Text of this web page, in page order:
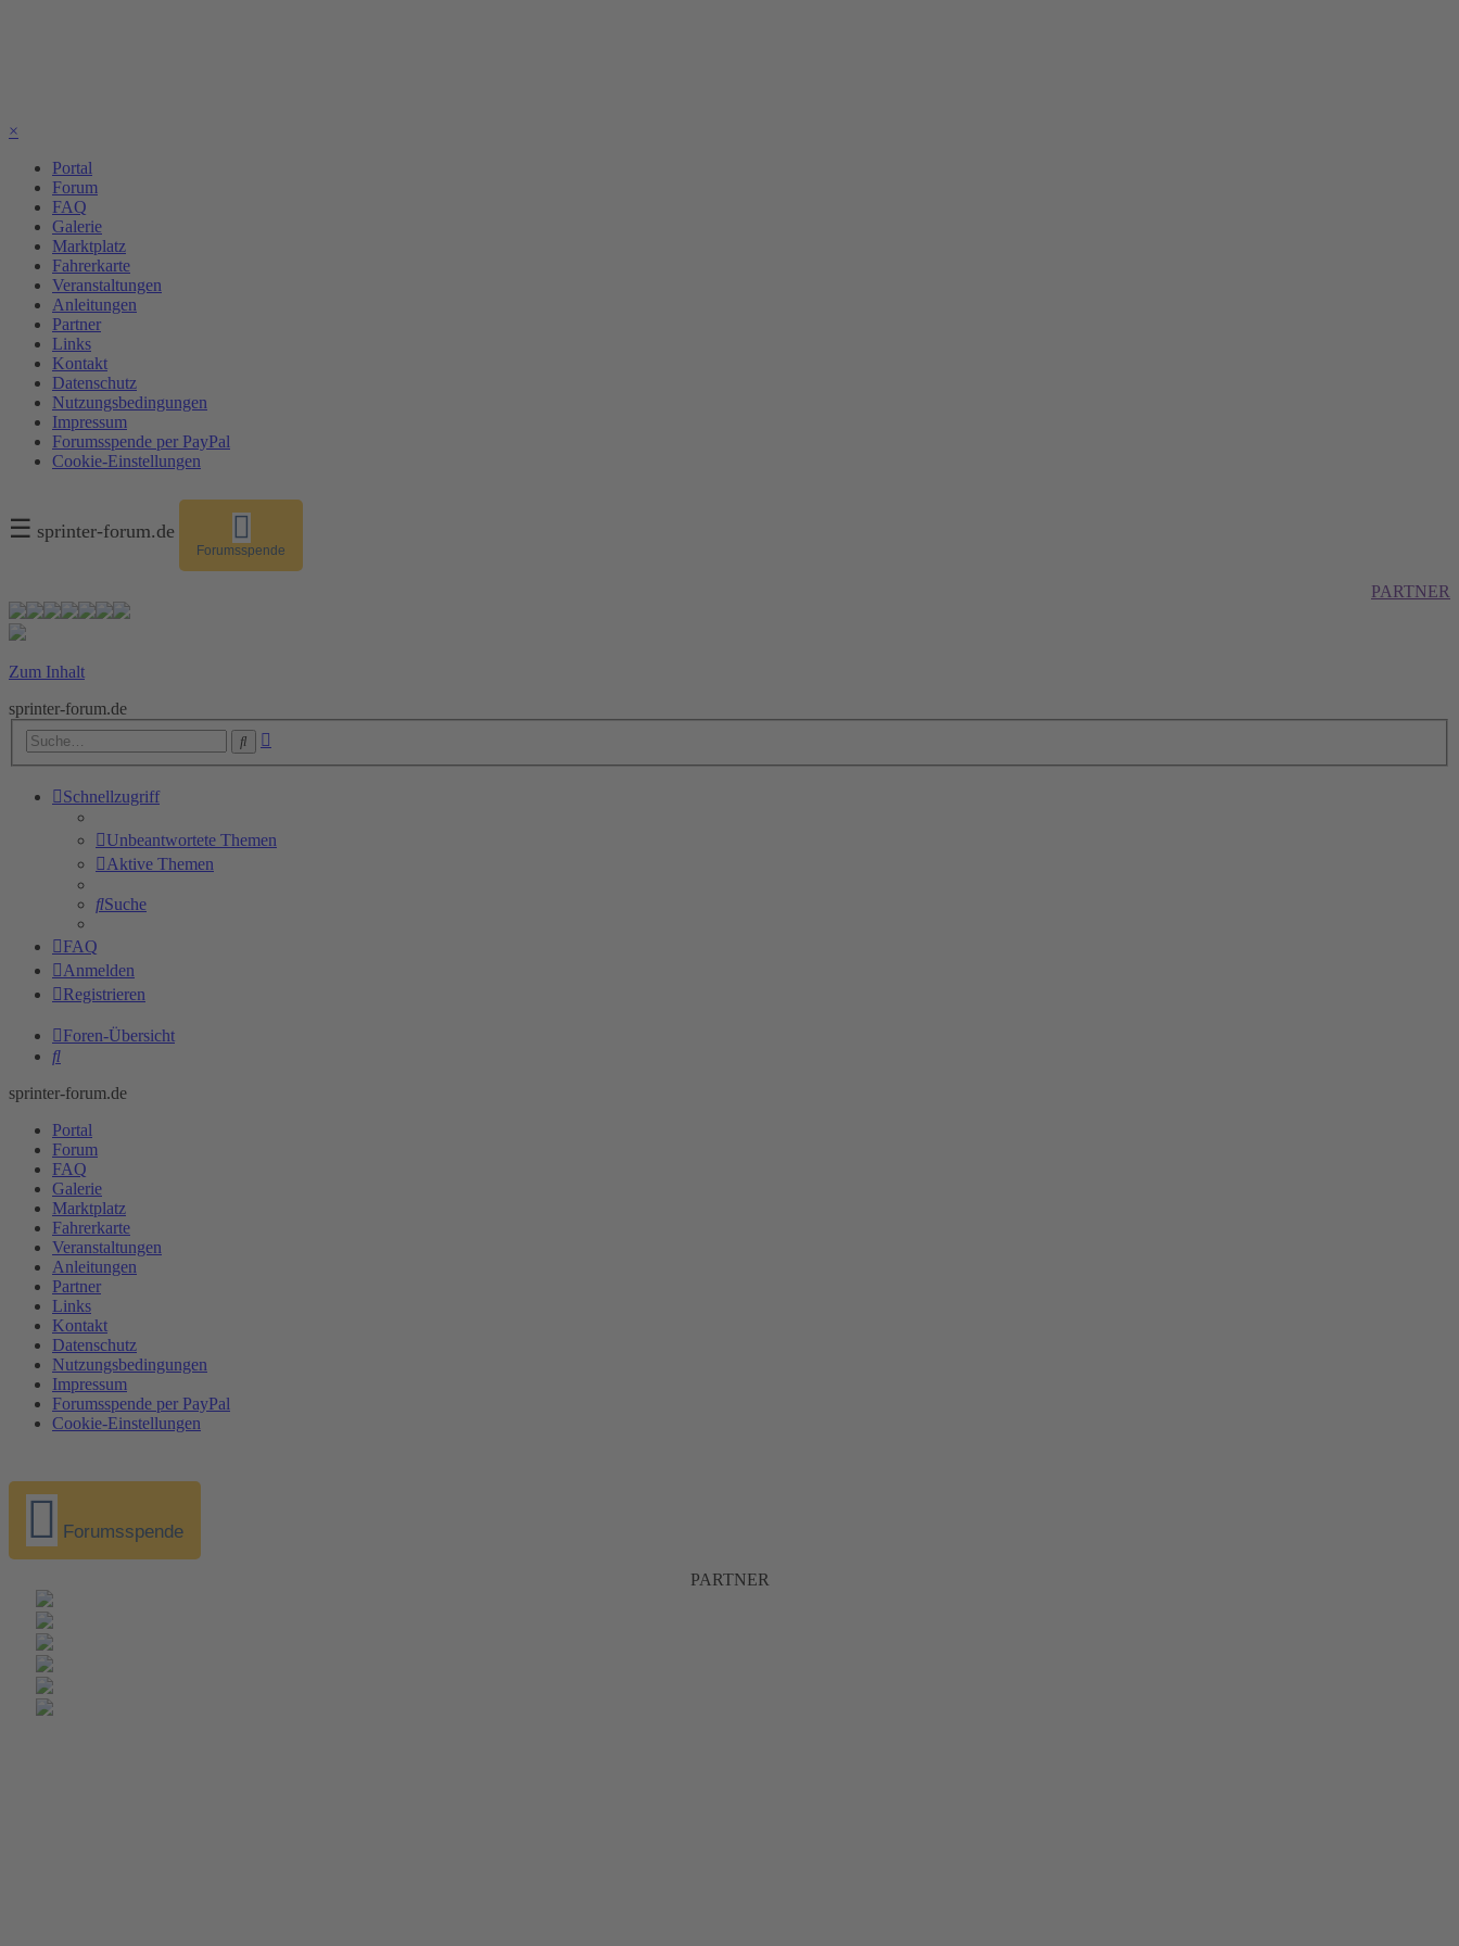
×
Portal
Forum
FAQ
Galerie
Marktplatz
Fahrerkarte
Veranstaltungen
Anleitungen
Partner
Links
Kontakt
Datenschutz
Nutzungsbedingungen
Impressum
Forumsspende per PayPal
Cookie-Einstellungen
☰ sprinter-forum.de
Forumsspende
PARTNER
Zum Inhalt
sprinter-forum.de
Suche
Schnellzugriff
Unbeantwortete Themen
Aktive Themen
Suche
FAQ
Anmelden
Registrieren
Foren-Übersicht
Suche
sprinter-forum.de
Portal
Forum
FAQ
Galerie
Marktplatz
Fahrerkarte
Veranstaltungen
Anleitungen
Partner
Links
Kontakt
Datenschutz
Nutzungsbedingungen
Impressum
Forumsspende per PayPal
Cookie-Einstellungen
Forumsspende
PARTNER